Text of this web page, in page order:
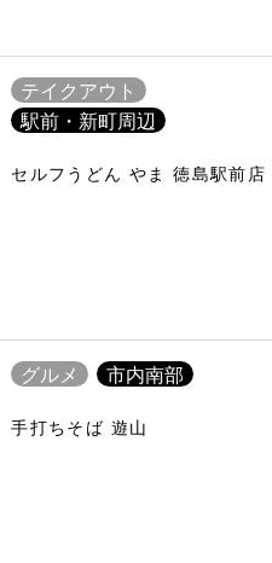
テイクアウト
駅前・新町周辺
セルフうどん やま 徳島駅前店
グルメ 市内南部
手打ちそば 遊山